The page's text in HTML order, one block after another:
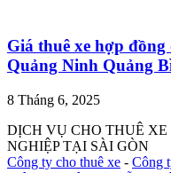
Giá thuê xe hợp
Quảng Ninh Quảng
8 Tháng 6, 2025
DỊCH VỤ CHO THUÊ
NGHIỆP TẠI SÀI GÒN
Công ty cho thuê xe - Công